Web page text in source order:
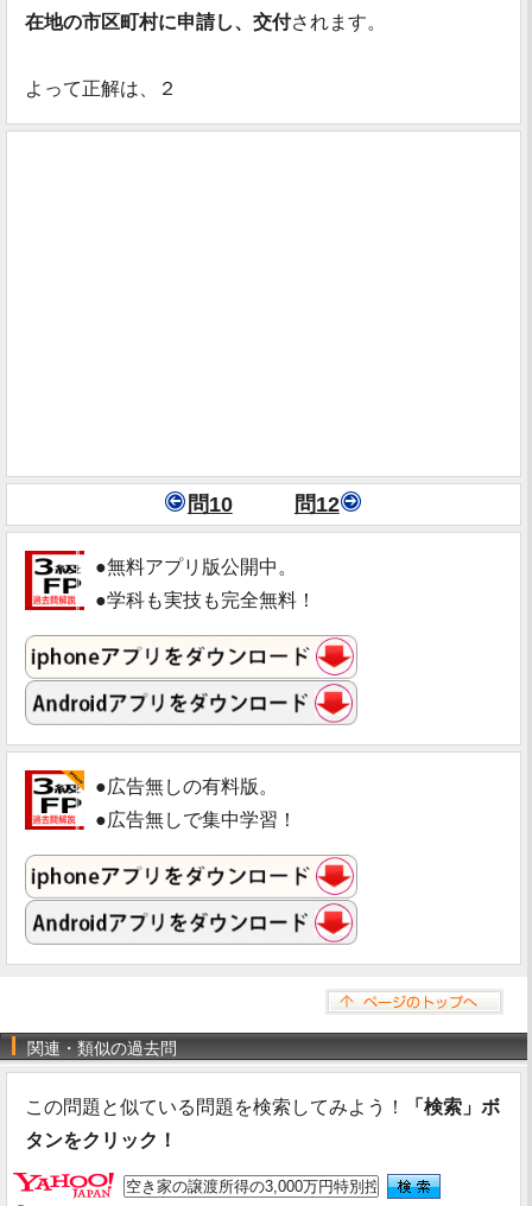
在地の市区町村に申請し、交付されます。
よって正解は、２
問10 問12
●無料アプリ版公開中。
●学科も実技も完全無料！
●広告無しの有料版。
●広告無しで集中学習！
関連・類似の過去問
この問題と似ている問題を検索してみよう！
「検索」ボ
タンをクリック！